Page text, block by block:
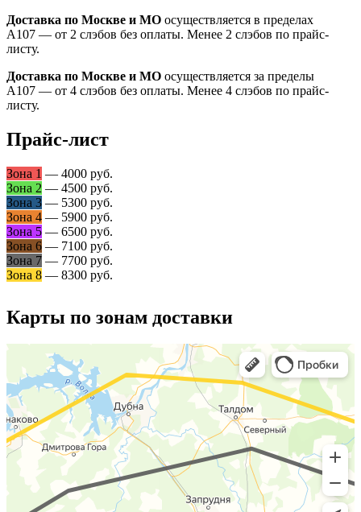
Доставка по Москве и МО осуществляется в пределах
А107 — от 2 слэбов без оплаты. Менее 2 слэбов по прайс-
листу.
Доставка по Москве и МО осуществляется за пределы
А107 — от 4 слэбов без оплаты. Менее 4 слэбов по прайс-
листу.
Прайс-лист
Зона 1 — 4000 руб.
Зона 2 — 4500 руб.
Зона 3 — 5300 руб.
Зона 4 — 5900 руб.
Зона 5 — 6500 руб.
Зона 6 — 7100 руб.
Зона 7 — 7700 руб.
Зона 8 — 8300 руб.
Карты по зонам доставки